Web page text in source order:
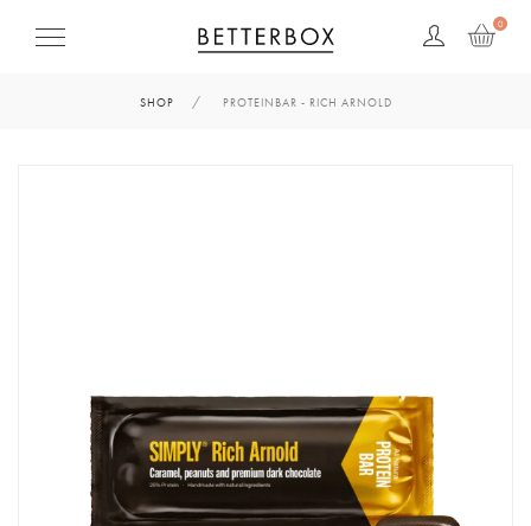
0
SHOP PROTEINBAR - RICH ARNOLD